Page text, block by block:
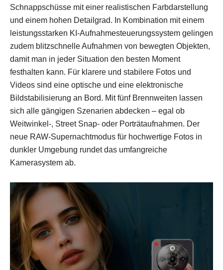
Schnappschüsse mit einer realistischen Farbdarstellung
und einem hohen Detailgrad. In Kombination mit einem
leistungsstarken KI-Aufnahmesteuerungssystem gelingen
zudem blitzschnelle Aufnahmen von bewegten Objekten,
damit man in jeder Situation den besten Moment
festhalten kann. Für klarere und stabilere Fotos und
Videos sind eine optische und eine elektronische
Bildstabilisierung an Bord. Mit fünf Brennweiten lassen
sich alle gängigen Szenarien abdecken – egal ob
Weitwinkel-, Street Snap- oder Porträtaufnahmen. Der
neue RAW-Supernachtmodus für hochwertige Fotos in
dunkler Umgebung rundet das umfangreiche
Kamerasystem ab.